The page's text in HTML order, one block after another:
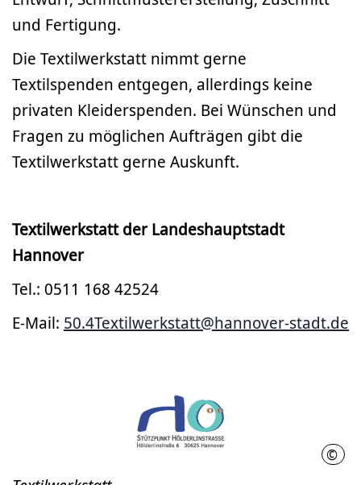
und Fertigung.
Die Textilwerkstatt nimmt gerne
Textilspenden entgegen, allerdings keine
privaten Kleiderspenden. Bei Wünschen und
Fragen zu möglichen Aufträgen gibt die
Textilwerkstatt gerne Auskunft.
Textilwerkstatt der Landeshauptstadt
Hannover
Tel.: 0511 168 42524
E-Mail: 50.4Textilwerkstatt@hannover-stadt.de
© LHH